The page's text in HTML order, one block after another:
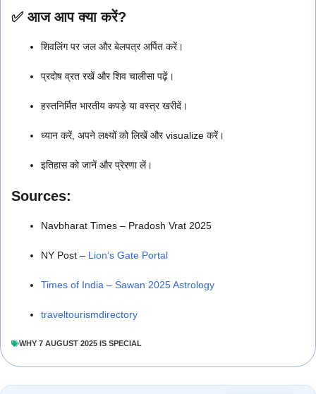
✅ आज आप क्या करें?
शिवलिंग पर जल और बेलपत्र अर्पित करें।
प्रदोष व्रत रखें और शिव चालीसा पढ़ें।
हस्तनिर्मित भारतीय कपड़े या वस्त्र खरीदें।
ध्यान करें, अपने लक्ष्यों को लिखें और visualize करें।
इतिहास को जानें और प्रेरणा लें।
Sources:
Navbharat Times – Pradosh Vrat 2025
NY Post – Lion’s Gate Portal
Times of India – Sawan 2025 Astrology
traveltourismdirectory
WHY 7 AUGUST 2025 IS SPECIAL